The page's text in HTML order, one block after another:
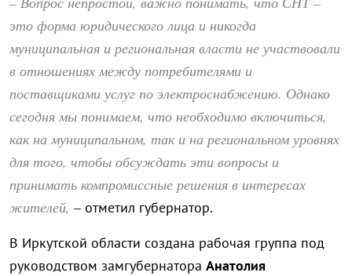
это форма юридического лица и никогда
муниципальная и региональная власти не участвовали
в отношениях между потребителями и
поставщиками услуг по электроснабжению. Однако
сегодня мы понимаем, что необходимо включиться,
как на муниципальном, так и на региональном уровнях
для того, чтобы обсуждать эти вопросы и
принимать компромиссные решения в интересах
жителей, – отметил губернатор.
В Иркутской области создана рабочая группа под
руководством замгубернатора Анатолия